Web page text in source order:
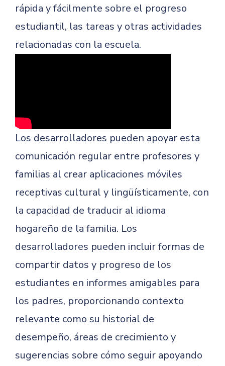
rápida y fácilmente sobre el progreso
estudiantil, las tareas y otras actividades
relacionadas con la escuela.
Los desarrolladores pueden apoyar esta
comunicación regular entre profesores y
familias al crear aplicaciones móviles
receptivas cultural y lingüísticamente, con
la capacidad de traducir al idioma
hogareño de la familia. Los
desarrolladores pueden incluir formas de
compartir datos y progreso de los
estudiantes en informes amigables para
los padres, proporcionando contexto
relevante como su historial de
desempeño, áreas de crecimiento y
sugerencias sobre cómo seguir apoyando